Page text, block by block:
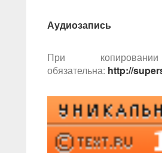
Аудиозапись
При
обязательна: http://